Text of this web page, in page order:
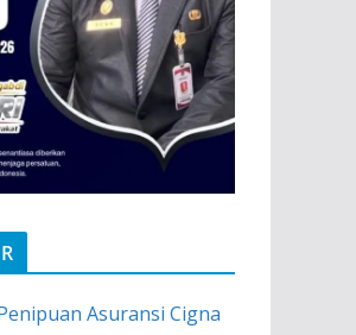
Asuransi Cigna